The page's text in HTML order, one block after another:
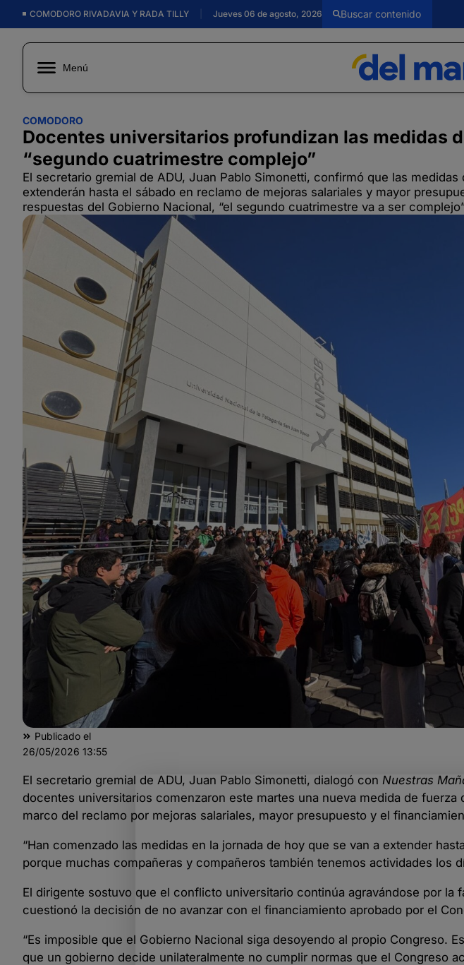
COMODORO RIVADAVIA Y RADA TILLY Jueves 06 de agosto, 2026
Menú
COMODORO
Docentes universitarios profundizan las medidas
“segundo cuatrimestre complejo”
El secretario gremial de ADU, Juan Pablo Simonetti, confirmó que las
extenderán hasta el sábado en reclamo de mejoras salariales y mayor
respuestas del Gobierno Nacional, “el segundo cuatrimestre va a ser
Publicado el
26/05/2026 13:55
El secretario gremial de ADU, Juan Pablo Simonetti, dialogó con Nuestras
docentes universitarios comenzaron este martes una nueva medida de fuerza
marco del reclamo por mejoras salariales, mayor presupuesto y el
“Han comenzado las medidas en la jornada de hoy que se van a extender
porque muchas compañeras y compañeros también tenemos actividades los
El dirigente sostuvo que el conflicto universitario continúa agravándose por la
cuestionó la decisión de no avanzar con el financiamiento aprobado por el
“Es imposible que el Gobierno Nacional siga desoyendo al propio Congreso.
que un gobierno decide unilateralmente no cumplir normas que el Congreso